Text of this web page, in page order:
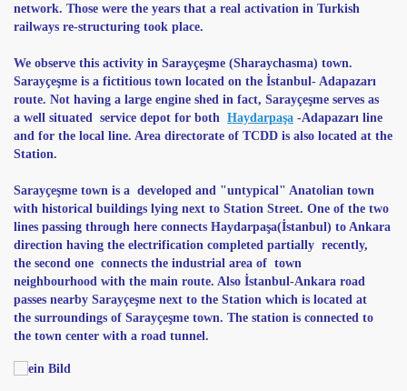
network. Those were the years that a real activation in Turkish
railways re-structuring took place.
We observe this activity in Sarayçeşme (Sharaychasma) town.
Sarayçeşme is a fictitious town located on the İstanbul- Adapazarı
route. Not having a large engine shed in fact, Sarayçeşme serves as
a well situated service depot for both Haydarpaşa -Adapazarı line
and for the local line. Area directorate of TCDD is also located at the
Station.
Sarayçeşme town is a developed and "untypical" Anatolian town
with historical buildings lying next to Station Street. One of the two
lines passing through here connects Haydarpaşa(İstanbul) to Ankara
direction having the electrification completed partially recently,
the second one connects the industrial area of town
neighbourhood with the main route. Also İstanbul-Ankara road
passes nearby Sarayçeşme next to the Station which is located at
the surroundings of Sarayçeşme town. The station is connected to
the town center with a road tunnel.